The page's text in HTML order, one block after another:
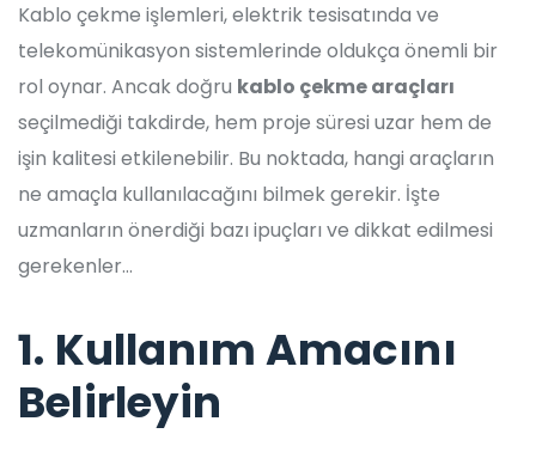
Kablo çekme işlemleri, elektrik tesisatında ve
telekomünikasyon sistemlerinde oldukça önemli bir
rol oynar. Ancak doğru kablo çekme araçları
seçilmediği takdirde, hem proje süresi uzar hem de
işin kalitesi etkilenebilir. Bu noktada, hangi araçların
ne amaçla kullanılacağını bilmek gerekir. İşte
uzmanların önerdiği bazı ipuçları ve dikkat edilmesi
gerekenler…
1. Kullanım Amacını
Belirleyin